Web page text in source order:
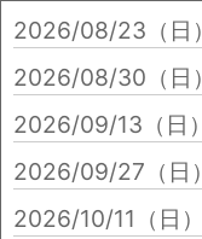
2026/08/23（日）
2026/08/30（日）
2026/09/13（日）
2026/09/27（日）
2026/10/11（日）